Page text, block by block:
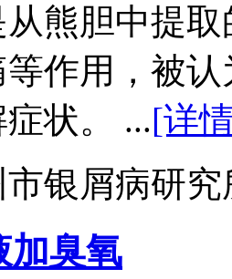
熊胆中提
作用，被
状。 ...[详
市银屑病研
加臭氧